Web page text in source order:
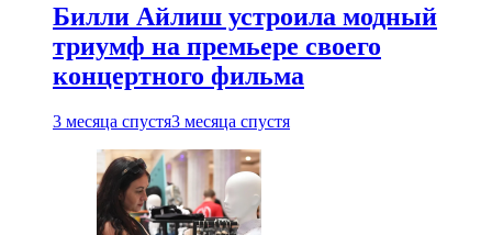
Билли Айлиш устроила модный
триумф на премьере своего
концертного фильма
3 месяца спустя3 месяца спустя